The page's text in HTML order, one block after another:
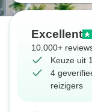
Excellent
10.000+
Keuze uit
4
reizigers